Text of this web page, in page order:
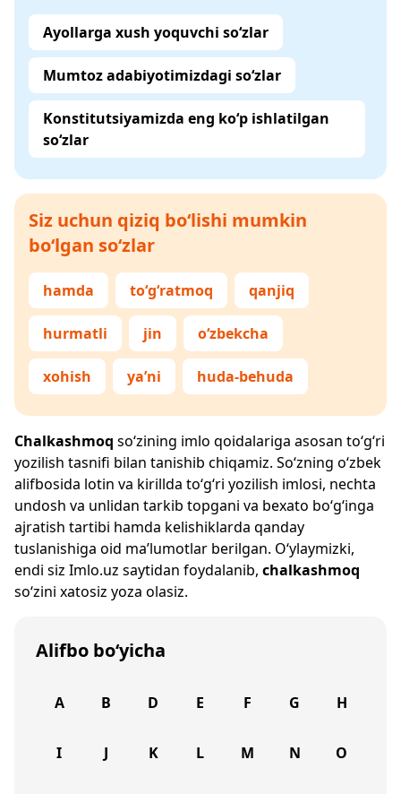
Ayollarga xush yoquvchi so‘zlar
Mumtoz adabiyotimizdagi so‘zlar
Konstitutsiyamizda eng ko‘p ishlatilgan
so‘zlar
Siz uchun qiziq bo‘lishi mumkin
bo‘lgan so‘zlar
hamda to‘g‘ratmoq qanjiq
hurmatli jin o‘zbekcha
xohish ya’ni huda-behuda
Chalkashmoq so‘zining imlo qoidalariga asosan to‘g‘ri
yozilish tasnifi bilan tanishib chiqamiz. So‘zning o‘zbek
alifbosida lotin va kirillda to‘g‘ri yozilish imlosi, nechta
undosh va unlidan tarkib topgani va bexato bo‘g‘inga
ajratish tartibi hamda kelishiklarda qanday
tuslanishiga oid ma’lumotlar berilgan. O‘ylaymizki,
endi siz Imlo.uz saytidan foydalanib, chalkashmoq
so‘zini xatosiz yoza olasiz.
Alifbo bo‘yicha
A B D E F G H
I J K L M N O